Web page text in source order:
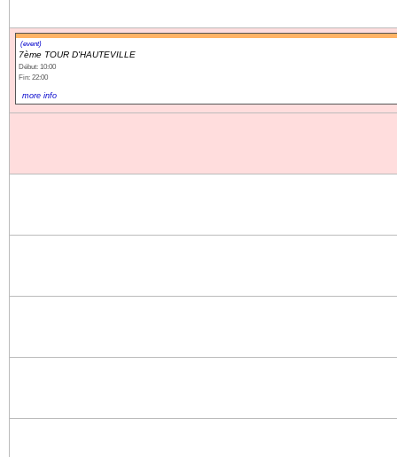
(event)
7ème TOUR D'HAUTEVILLE
Début: 10:00
Fin: 22:00
more info